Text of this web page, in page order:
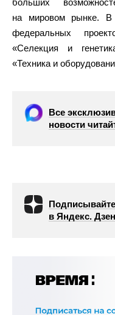
больших
на мировом рынке. В
федеральных
«Селекция и
«Техника и
Все
новости
в Яндекс. Дзен